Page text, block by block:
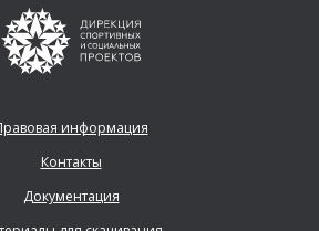
информация
Контакты
Документация